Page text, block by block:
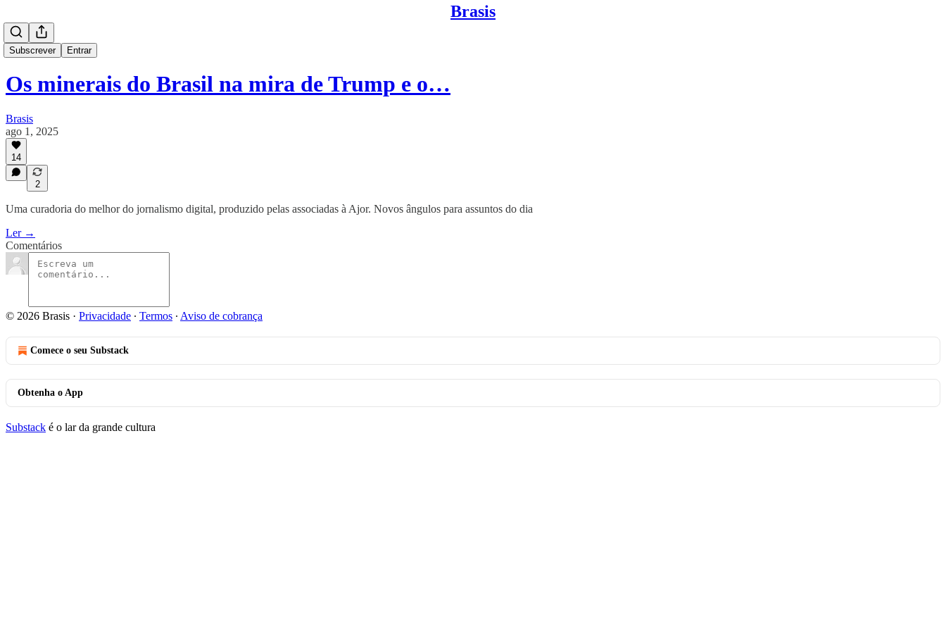
Brasis
Subscrever Entrar
Os minerais do Brasil na mira de Trump e o…
Brasis
ago 1, 2025
14
2
Uma curadoria do melhor do jornalismo digital, produzido pelas associadas à Ajor. Novos ângulos para assuntos do dia
Ler →
Comentários
© 2026 Brasis · Privacidade ∙ Termos ∙ Aviso de cobrança
Comece o seu Substack
Obtenha o App
Substack é o lar da grande cultura